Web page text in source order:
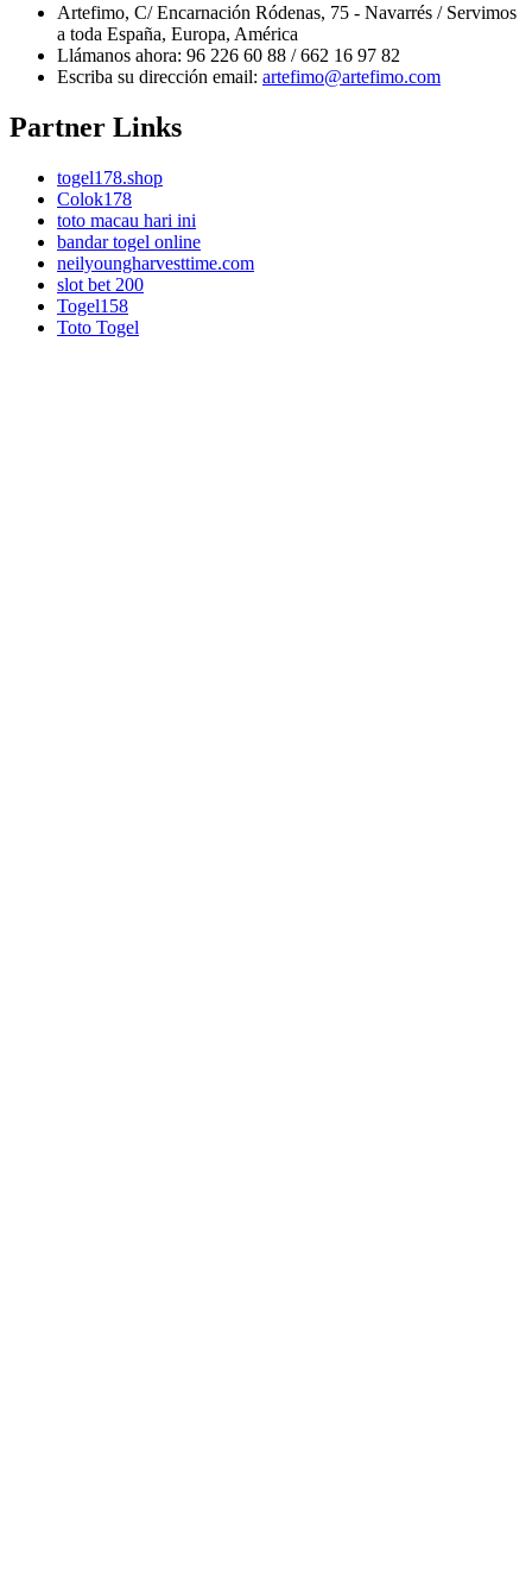
Artefimo, C/ Encarnación Ródenas, 75 - Navarrés / Servimos
a toda España, Europa, América
Llámanos ahora: 96 226 60 88 / 662 16 97 82
Escriba su dirección email: artefimo@artefimo.com
Partner Links
togel178.shop
Colok178
toto macau hari ini
bandar togel online
neilyoungharvesttime.com
slot bet 200
Togel158
Toto Togel